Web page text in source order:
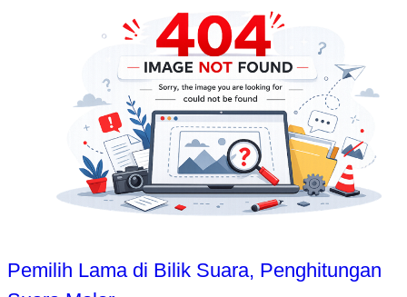
Pemilih Lama di Bilik Suara, Penghitungan